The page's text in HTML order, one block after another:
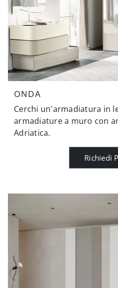
ONDA
Cerchi un'armadiatura in
armadiature a muro con
Adriatica.
Richiedi